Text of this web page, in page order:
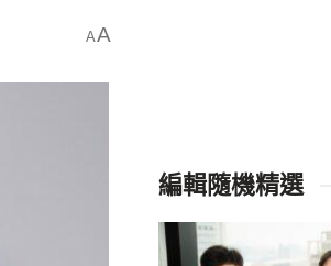
AA
編輯隨機精選